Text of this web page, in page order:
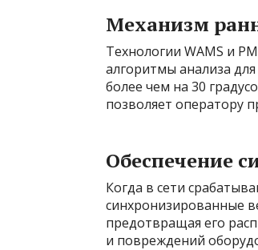
Механизм
Технологии WAMS и
алгоритмы анализа
более чем на 30
позволяет оператору
Обеспечение
Когда в сети
синхронизированные
предотвращая его
и повреждений